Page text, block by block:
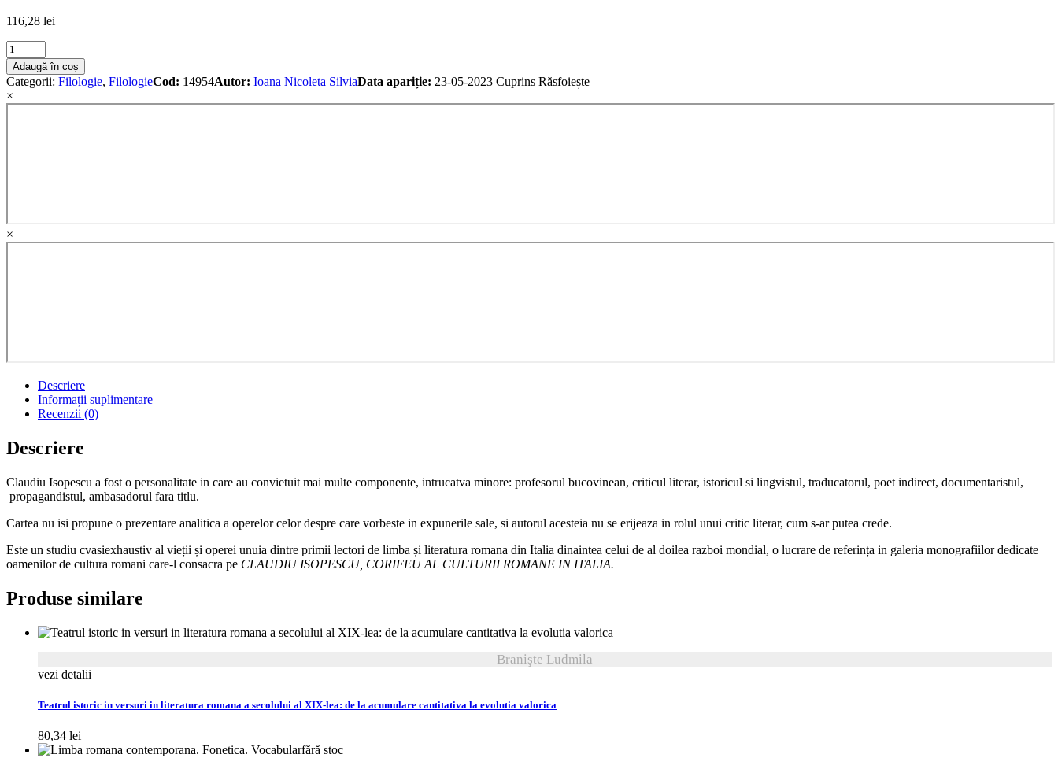
116,28 lei
Claudiu
Isopescu,
corifeu
al
culturii
Adaugă în coș
Categorii: Filologie, FilologieCod: 14954Autor: Ioana Nicoleta SilviaData apariție: 23-05-2023 Cuprins Răsfoiește
×
×
Descriere
Informații suplimentare
Recenzii (0)
Descriere
Claudiu Isopescu a fost o personalitate in care au convietuit mai multe componente, intrucatva minore: profesorul bucovinean, criticul literar, istoricul si lingvistul, traducatorul, poet indirect, documentaristul,
propagandistul, ambasadorul fara titlu.
Cartea nu isi propune o prezentare analitica a operelor celor despre care vorbeste in expunerile sale, si autorul acesteia nu se erijeaza in rolul unui critic literar, cum s-ar putea crede.
Este un studiu cvasiexhaustiv al vieții și operei unuia dintre primii lectori de limba și literatura romana din Italia dinaintea celui de al doilea razboi mondial, o lucrare de referința in galeria monografiilor dedicate
oamenilor de cultura romani care-l consacra pe CLAUDIU ISOPESCU, CORIFEU AL CULTURII ROMANE IN ITALIA.
Produse similare
Branişte Ludmila
vezi detalii
Teatrul istoric in versuri in literatura romana a secolului al XIX-lea: de la acumulare cantitativa la evolutia valorica
80,34 lei
fără stoc